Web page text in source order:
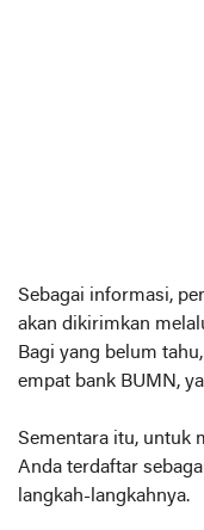
Sebagai informasi,
akan dikirimkan
Bagi yang belum
empat bank BUMN,
Sementara itu, untuk
Anda terdaftar
langkah-langkahnya.